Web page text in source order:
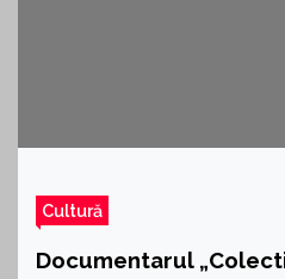
Cultură
Documentarul